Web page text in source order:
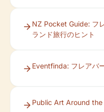
NZ Pocket Guide: フ
ランド旅行のヒント
Eventfinda: フレアバ
Public Art Around the